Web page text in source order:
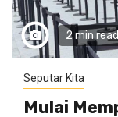
2 min read
Seputar Kita
Mulai